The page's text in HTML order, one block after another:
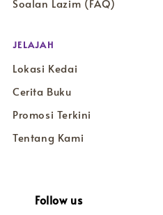
Soalan Lazim (FAQ)
JELAJAH
Lokasi Kedai
Cerita Buku
Promosi Terkini
Tentang Kami
Follow us